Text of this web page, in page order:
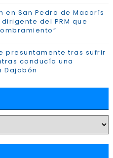
en San Pedro de Macorís
del PRM que
presuntamente tras sufrir
conducía una
Dajabón